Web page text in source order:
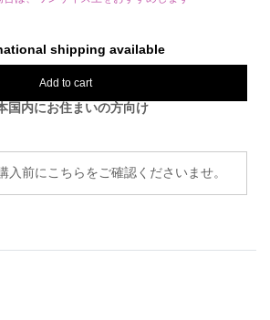
shipping available
Add to cart
国内にお住まいの方向け
入前にこちらをご確認くださいませ。